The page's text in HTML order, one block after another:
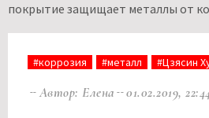
покрытие защищает металлы от
#коррозия #металл #Цзясин
Автор: Елена 01.02.2019, 22:44